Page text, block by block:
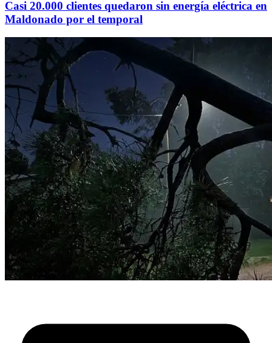
Casi 20.000 clientes quedaron sin energía eléctrica en
Maldonado por el temporal